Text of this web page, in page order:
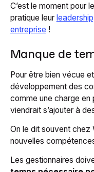
C’est le moment pour
pratique leur
entreprise !
Manque de
Pour être bien vécue
développement des
comme une charge en
viendrait s’ajouter à
On le dit souvent chez
nouvelles
Les gestionnaires